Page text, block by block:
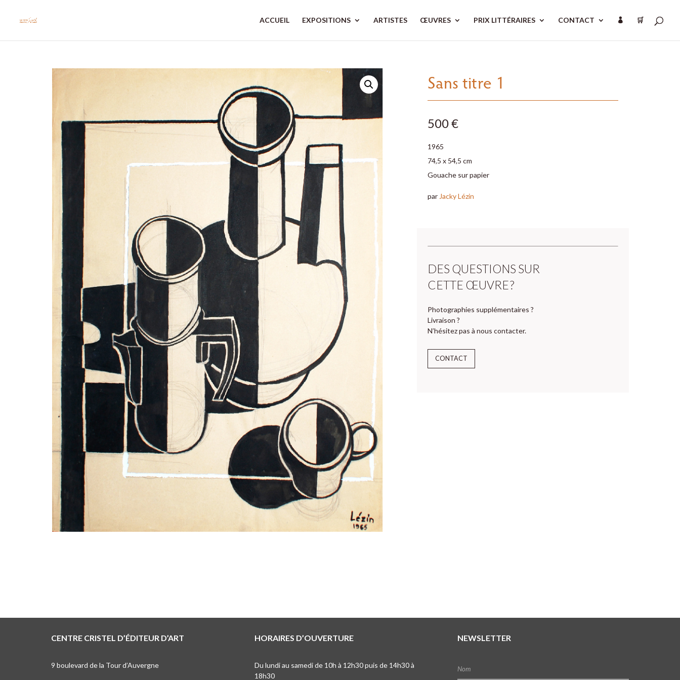
ACCUEIL EXPOSITIONS ARTISTES ŒUVRES PRIX LITTÉRAIRES CONTACT  🛒
Sans titre 1
500 €
1965
74,5 x 54,5 cm
Gouache sur papier
par Jacky Lézin
DES QUESTIONS SUR
CETTE ŒUVRE ?
Photographies supplémentaires ?
Livraison ?
N’hésitez pas à nous contacter.
CONTACT
CENTRE CRISTEL D’ÉDITEUR D’ART
9 boulevard de la Tour d’Auvergne
HORAIRES D’OUVERTURE
Du lundi au samedi de 10h à 12h30 puis de 14h30 à
18h30
NEWSLETTER